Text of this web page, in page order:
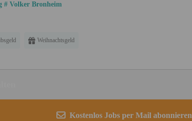
# Volker Bronheim
Weihnachtsgeld
Kostenlos Jobs per Mail abonnieren